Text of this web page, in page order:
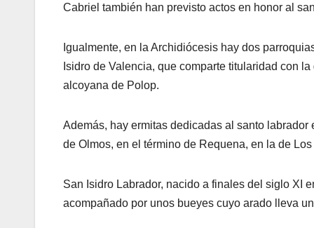
Cabriel también han previsto actos en honor al
Igualmente, en la Archidiócesis hay dos
Isidro de Valencia, que comparte titularidad con
alcoyana de Polop.
Además, hay ermitas dedicadas al santo
de Olmos, en el término de Requena, en la de
San Isidro Labrador, nacido a finales del siglo XI
acompañado por unos bueyes cuyo arado lleva